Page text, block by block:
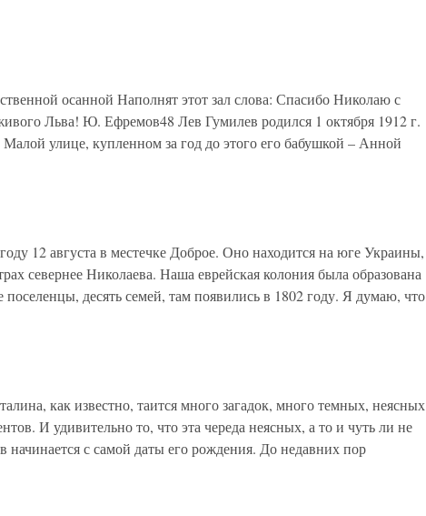
осанной Наполнят этот зал слова: Спасибо Николаю с
Льва! Ю. Ефремов48 Лев Гумилев родился 1 октября 1912 г.
улице, купленном за год до этого его бабушкой – Анной
12 августа в местечке Доброе. Оно находится на юге Украины,
севернее Николаева. Наша еврейская колония была образована
десять семей, там появились в 1802 году. Я думаю, что
как известно, таится много загадок, много темных, неясных
И удивительно то, что эта череда неясных, а то и чуть ли не
начинается с самой даты его рождения. До недавних пор